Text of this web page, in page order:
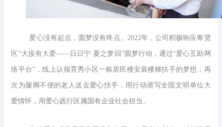
爱心没有起点，圆梦没有终点。2022年，公司积极响应奉贤
区“大疫有大爱——日日宁·夏之梦回”圆梦行动，通过“爱心互助网
络平台”，线上认领育秀小区一栋居民楼安装楼梯扶手的梦想，再
次为腿脚不便的老人送去爱心扶手，用行动谱写全国文明单位大
爱情怀，用爱心践行区属国有企业社会担当。